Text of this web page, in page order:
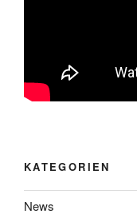
KATEGORIEN
News